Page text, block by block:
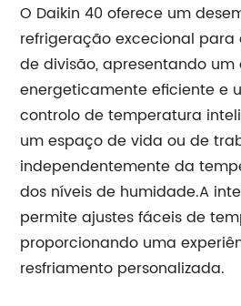
O Daikin 40 oferece um
refrigeração excecional
de divisão, apresentando um
energeticamente eficiente e
controlo de temperatura
um espaço de vida ou de
independentemente da
dos níveis de humidade.A
permite ajustes fáceis de
proporcionando uma
resfriamento personalizada.